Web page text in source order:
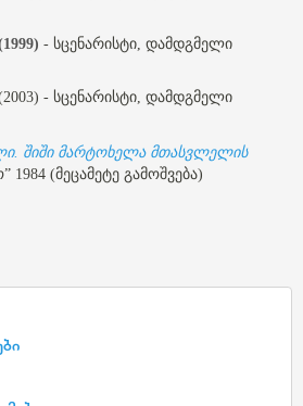
- სცენარისტი, დამდგმელი
- სცენარისტი, დამდგმელი
შიში მარტოხელა მთასვლელის
1984 (მეცამეტე გამოშვება)